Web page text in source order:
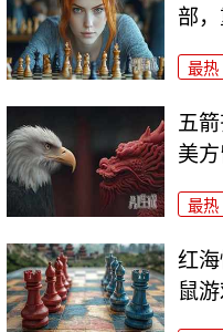
部
最热
五
美
最热
红
鼠